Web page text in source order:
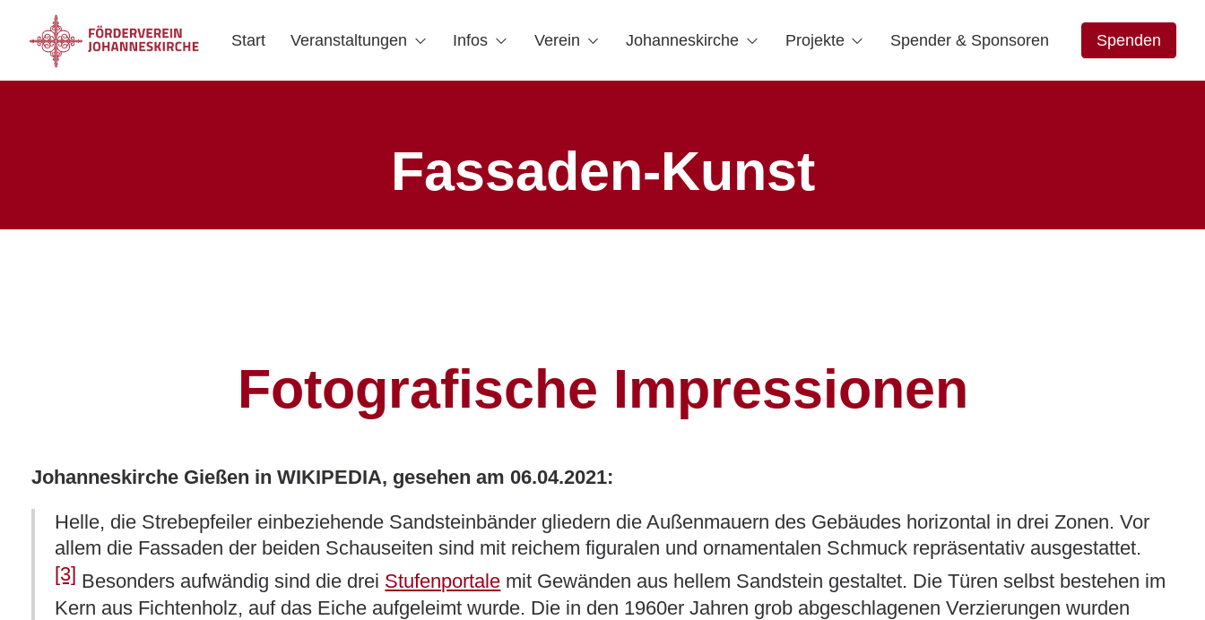
Start Veranstaltungen Infos Verein Johanneskirche Projekte Spender & Sponsoren Spenden
Fassaden-Kunst
Fotografische Impressionen
Johanneskirche Gießen in WIKIPEDIA, gesehen am 06.04.2021:
Helle, die Strebepfeiler einbeziehende Sandsteinbänder gliedern die Außenmauern des Gebäudes horizontal in drei Zonen. Vor
allem die Fassaden der beiden Schauseiten sind mit reichem figuralen und ornamentalen Schmuck repräsentativ ausgestattet.
[3] Besonders aufwändig sind die drei Stufenportale mit Gewänden aus hellem Sandstein gestaltet. Die Türen selbst bestehen im
Kern aus Fichtenholz, auf das Eiche aufgeleimt wurde. Die in den 1960er Jahren grob abgeschlagenen Verzierungen wurden